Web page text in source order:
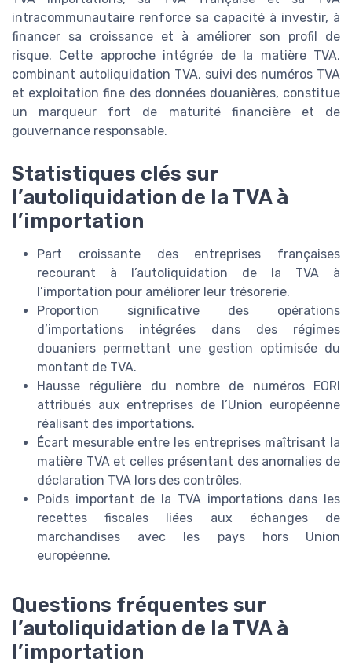
intracommunautaire renforce sa capacité à investir, à
financer sa croissance et à améliorer son profil de
risque. Cette approche intégrée de la matière TVA,
combinant autoliquidation TVA, suivi des numéros TVA
et exploitation fine des données douanières, constitue
un marqueur fort de maturité financière et de
gouvernance responsable.
Statistiques clés sur
l’autoliquidation de la TVA à
l’importation
Part croissante des entreprises françaises
recourant à l’autoliquidation de la TVA à
l’importation pour améliorer leur trésorerie.
Proportion significative des opérations
d’importations intégrées dans des régimes
douaniers permettant une gestion optimisée du
montant de TVA.
Hausse régulière du nombre de numéros EORI
attribués aux entreprises de l’Union européenne
réalisant des importations.
Écart mesurable entre les entreprises maîtrisant la
matière TVA et celles présentant des anomalies de
déclaration TVA lors des contrôles.
Poids important de la TVA importations dans les
recettes fiscales liées aux échanges de
marchandises avec les pays hors Union
européenne.
Questions fréquentes sur
l’autoliquidation de la TVA à
l’importation